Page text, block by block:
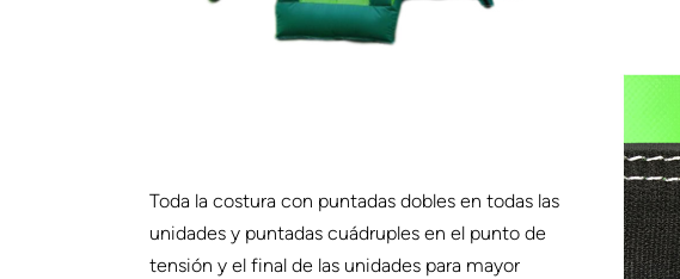
Toda la costura con puntadas dobles en todas las
unidades y puntadas cuádruples en el punto de
tensión y el final de las unidades para mayor